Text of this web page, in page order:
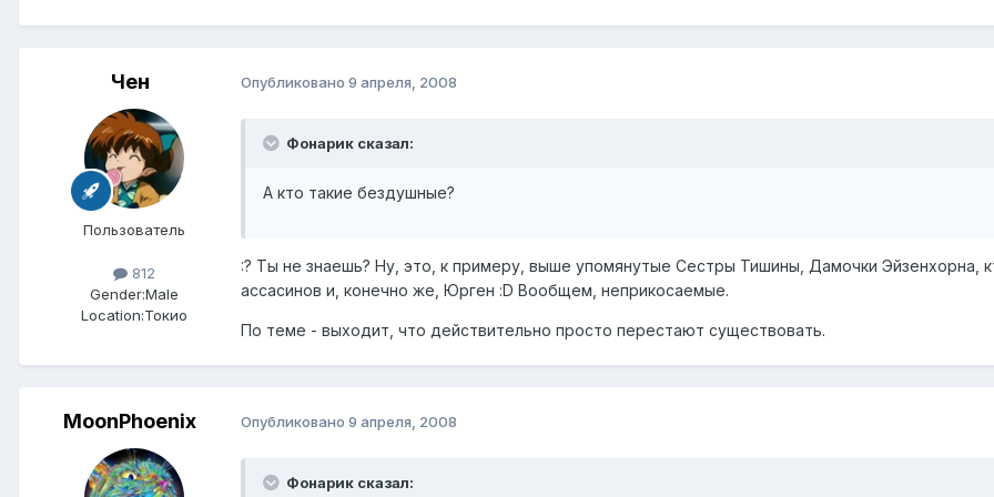
Чен
Пользователь
812
Gender:Male
Location:Токио
Опубликовано 9 апреля, 2008
Фонарик сказал:
А кто такие бездушные?
:? Ты не знаешь? Ну, это, к примеру, выше упомянутые Сестры Тишины, Дамочки Эйзенхорна,
ассасинов и, конечно же, Юрген :D Вообщем, неприкосаемые.
По теме - выходит, что действительно просто перестают существовать.
MoonPhoenix Опубликовано 9 апреля, 2008
Фонарик сказал: